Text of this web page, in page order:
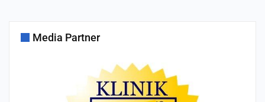
Media Partner